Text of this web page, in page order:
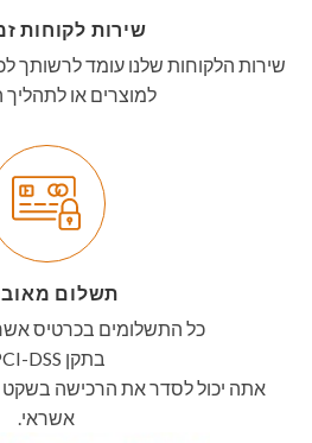
שירות לקוחות
שירות הלקוחות שלנו עומד לרשותך
למוצרים או לתהליך
תשלום
כל התשלומים בכרטיס
בתקן PCI-DSS.
אתה יכול לסדר את הרכישה
אשראי.